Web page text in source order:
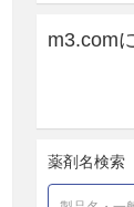
m3.com
薬剤名検索